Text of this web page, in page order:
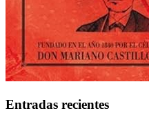
Entradas recientes